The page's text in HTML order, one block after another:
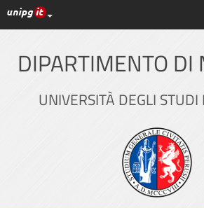
Vai
al
principale
Link ai principali servizi web di
DIPARTIMENTO DI
UNIVERSITÀ DEGLI